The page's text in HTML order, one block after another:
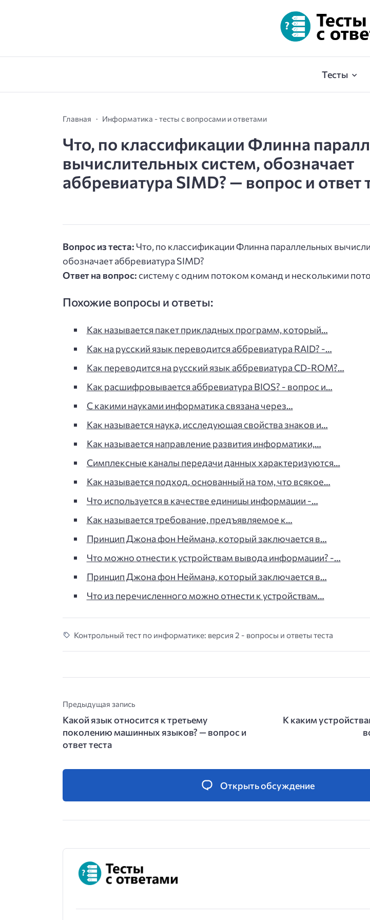
Тесты
Главная Информатика - тесты с вопросами и ответами
Что, по классификации Флинна
вычислительных систем, обозначает
аббревиатура SIMD? — вопрос и ответ
Вопрос из теста: Что, по классификации Флинна параллельных
обозначает аббревиатура SIMD?
Ответ на вопрос: систему с одним потоком команд и несколькими
Похожие вопросы и ответы:
Как называется пакет прикладных программ, который…
Как на русский язык переводится аббревиатура RAID? -…
Как переводится на русский язык аббревиатура CD-ROM?…
Как расшифровывается аббревиатура BIOS? - вопрос и…
С какими науками информатика связана через…
Как называется наука, исследующая свойства знаков и…
Как называется направление развития информатики,…
Симплексные каналы передачи данных характеризуются…
Как называется подход, основанный на том, что всякое…
Что используется в качестве единицы информации -…
Как называется требование, предъявляемое к…
Принцип Джона фон Неймана, который заключается в…
Что можно отнести к устройствам вывода информации? -…
Принцип Джона фон Неймана, который заключается в…
Что из перечисленного можно отнести к устройствам…
Контрольный тест по информатике: версия 2 - вопросы и ответы теста
Предыдущая запись
Какой язык относится к третьему
поколению машинных языков? — вопрос и
ответ теста
К каким
Открыть обсуждение